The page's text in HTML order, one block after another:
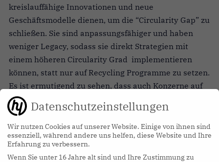
kreislauffähige Innovationen und neue
Geschäftsmodelle dienen, um die “Circularity Gap” zu
schließen. Sie sind anpassungsfähiger und haben
weniger Legacy, sodass sie direkt Strategien mit
einem höheren Circularity Grad implementieren
können, statt nur auf Recycling Programme zu setzen.
Es ist ermutigend zu sehen, dass auch Konzerne auf
Druck von Investoren und Verbrauchern ihre linearen
Modelle überdenken und beispielsweise mit Startups
zum Aufbau von Sharing Plattformen
zusammenarbeiten. Die Aktivitäten sollten dabei
jedoch nicht nur auf medienwirksame Stufen des
Datenschutzeinstellungen
Wir nutzen Cookies auf unserer Website. Einige von ihnen sind
essenziell, während andere uns helfen, diese Website und Ihre
Erfahrung zu verbessern.
Wenn Sie unter 16 Jahre alt sind und Ihre Zustimmung zu